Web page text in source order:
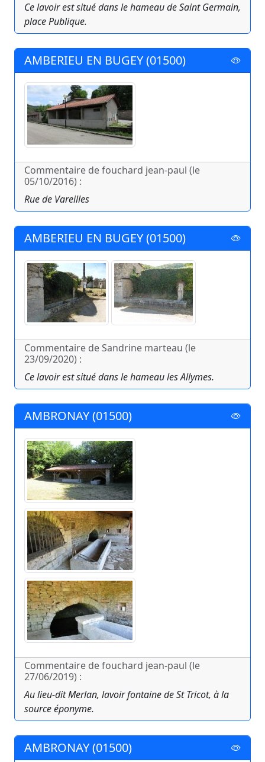
Ce lavoir est situé dans le hameau de Saint Germain,
place Publique.
AMBERIEU EN BUGEY (01500)
Commentaire de fouchard jean-paul (le
05/10/2016) :
Rue de Vareilles
AMBERIEU EN BUGEY (01500)
Commentaire de Sandrine marteau (le
23/09/2020) :
Ce lavoir est situé dans le hameau les Allymes.
AMBRONAY (01500)
Commentaire de fouchard jean-paul (le
27/06/2019) :
Au lieu-dit Merlan, lavoir fontaine de St Tricot, à la
source éponyme.
AMBRONAY (01500)